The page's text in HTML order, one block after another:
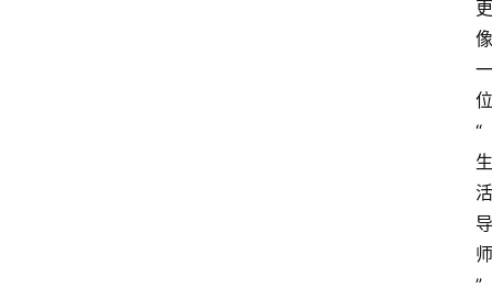
更
像
一
位
“
生
活
导
师
”